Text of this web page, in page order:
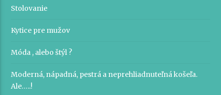
Stolovanie
Kytice pre mužov
Móda , alebo štýl ?
Moderná, nápadná, pestrá a neprehliadnuteľná košeľa.
Ale…..!